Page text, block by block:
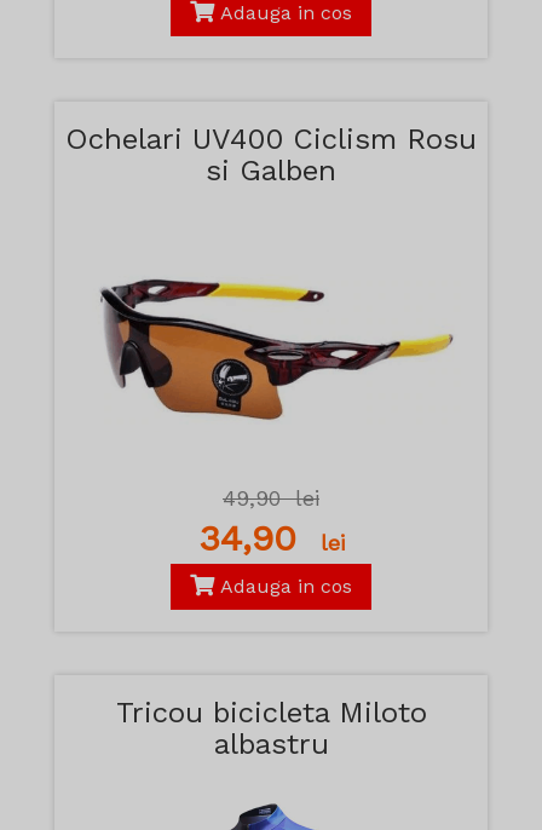
Adauga in cos
Ochelari UV400 Ciclism Rosu
si Galben
49,90lei
34,90 lei
Adauga in cos
Tricou bicicleta Miloto
albastru